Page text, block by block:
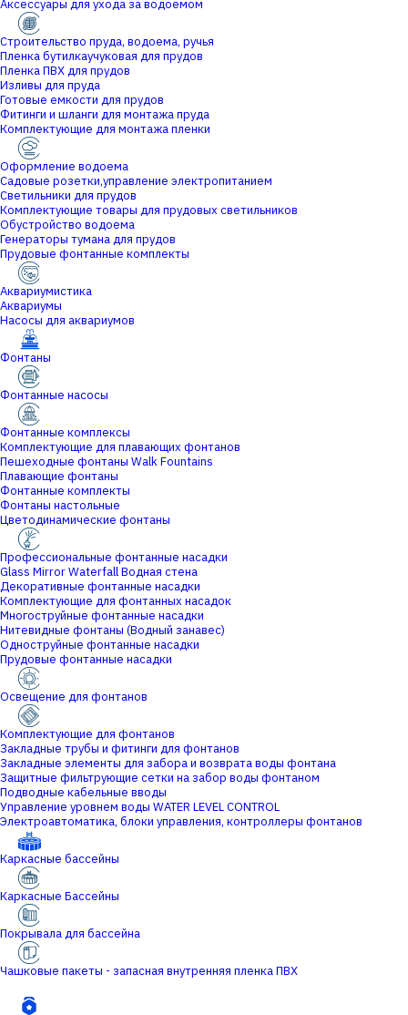
Аксессуары для ухода за водоемом
Строительство пруда, водоема, ручья
Пленка бутилкаучуковая для прудов
Пленка ПВХ для прудов
Изливы для пруда
Готовые емкости для прудов
Фитинги и шланги для монтажа пруда
Комплектующие для монтажа пленки
Оформление водоема
Садовые розетки,управление электропитанием
Светильники для прудов
Комплектующие товары для прудовых светильников
Обустройство водоема
Генераторы тумана для прудов
Прудовые фонтанные комплекты
Аквариумистика
Аквариумы
Насосы для аквариумов
Фонтаны
Фонтанные насосы
Фонтанные комплексы
Комплектующие для плавающих фонтанов
Пешеходные фонтаны Walk Fountains
Плавающие фонтаны
Фонтанные комплекты
Фонтаны настольные
Цветодинамические фонтаны
Профессиональные фонтанные насадки
Glass Mirror Waterfall Водная стена
Декоративные фонтанные насадки
Комплектующие для фонтанных насадок
Многоструйные фонтанные насадки
Нитевидные фонтаны (Водный занавес)
Одноструйные фонтанные насадки
Прудовые фонтанные насадки
Освещение для фонтанов
Комплектующие для фонтанов
Закладные трубы и фитинги для фонтанов
Закладные элементы для забора и возврата воды фонтана
Защитные фильтрующие сетки на забор воды фонтаном
Подводные кабельные вводы
Управление уровнем воды WATER LEVEL CONTROL
Электроавтоматика, блоки управления, контроллеры фонтанов
Каркасные бассейны
Каркасные Бассейны
Покрывала для бассейна
Чашковые пакеты - запасная внутренняя пленка ПВХ